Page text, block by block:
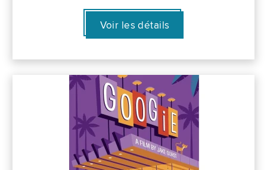
Voir les détails